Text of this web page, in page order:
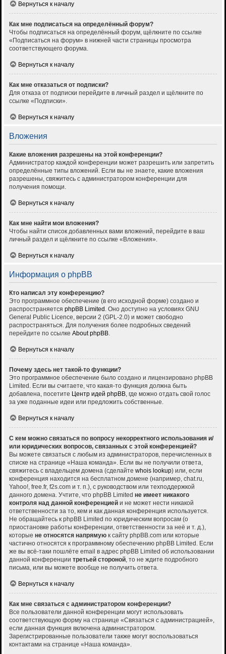
Вернуться к началу
Как мне подписаться на определённый форум?
Чтобы подписаться на определённый форум, щёлкните по ссылке
«Подписаться на форум» в нижней части страницы просмотра
соответствующего форума.
Вернуться к началу
Как мне отказаться от подписки?
Для отказа от подписки перейдите в личный раздел и щёлкните по
ссылке «Подписки».
Вернуться к началу
Вложения
Какие вложения разрешены на этой конференции?
Администратор каждой конференции может разрешить или запретить
определённые типы вложений. Если вы не знаете, какие вложения
разрешены, свяжитесь с администратором конференции для
получения помощи.
Вернуться к началу
Как мне найти мои вложения?
Чтобы найти список добавленных вами вложений, перейдите в ваш
личный раздел и щёлкните по ссылке «Вложения».
Вернуться к началу
Информация о phpBB
Кто написал эту конференцию?
Это программное обеспечение (в его исходной форме) создано и
распространяется phpBB Limited . Оно доступно на условиях GNU
General Public Licence, версии 2 (GPL-2.0) и может свободно
распространяться. Для получения более подробных сведений
перейдите по ссылке About phpBB.
Вернуться к началу
Почему здесь нет такой-то функции?
Это программное обеспечение было создано и лицензировано phpBB
Limited. Если вы считаете, что какая-то функция должна быть
добавлена, посетите Центр идей phpBB, где можно отдать свой голос
за уже поданные идеи или предложить собственные.
Вернуться к началу
С кем можно связаться по вопросу некорректного использования и/
или юридических вопросов, связанных с этой конференцией?
Вы можете связаться с любым из администраторов, перечисленных в
списке на странице «Наша команда». Если вы не получили ответа,
свяжитесь с владельцем домена (сделайте whois lookup) или, если
конференция находится на бесплатном домене (например, chat.ru,
Yahoo!, free.fr, f2s.com и т. п.), с руководством или техподдержкой
данного домена. Учтите, что phpBB Limited не имеет никакого
контроля над данной конференцией и не может нести никакой
ответственности за то, кем и как данная конференция используется.
Не обращайтесь к phpBB Limited по юридическим вопросам (о
приостановке работы конференции, ответственности за неё и т. д.),
которые не относятся напрямую к сайту phpBB.com или которые
частично относятся к программному обеспечению phpBB Limited. Если
же вы всё-таки пошлёте email в адрес phpBB Limited об использовании
данной конференции третьей стороной, то не ждите подробного
письма, или вы можете вообще не получить ответа.
Вернуться к началу
Как мне связаться с администратором конференции?
Все пользователи данной конференции могут использовать
соответствующую форму на странице «Связаться с администрацией»,
если данная функция включена администратором.
Зарегистрированные пользователи также могут воспользоваться
контактами на странице «Наша команда».